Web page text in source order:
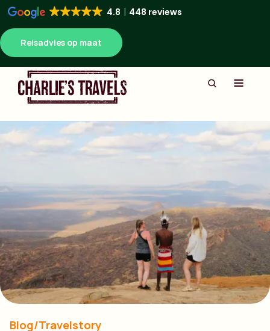
4.8 448 reviews
Reisadvies op maat
Blog/Travelstory